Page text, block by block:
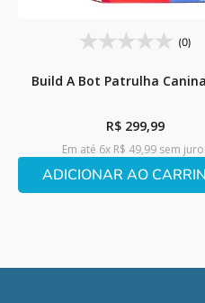
(0)
Build A Bot Patrulha
R$ 299,99
Em até 6x R$ 49,99sem
ADICIONAR AO